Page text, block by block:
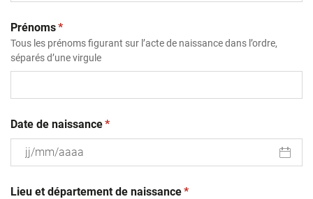
Prénoms(obligatoire)
*
Tous les prénoms figurant sur l’acte de naissance dans l’ordre,
séparés d’une virgule
Date de naissance(obligatoire)
*
slash
Lieu et département de naissance(obligatoire)
*